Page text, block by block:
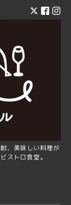
、美味しい料理が
ストロ食堂。